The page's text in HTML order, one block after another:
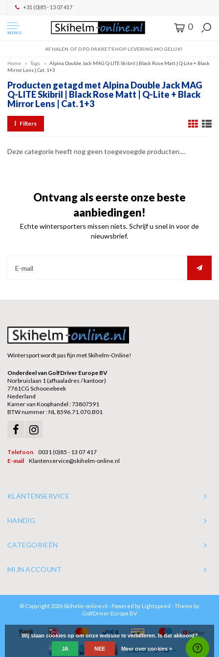
+31 (0)85 - 13 07 417
MENU
0
AFHALEN OF DPD PAKKETSHOP LEVERING MOGELIJK!
Home Tags
Alpina Double Jack MAG Q-LITE Skibril | Black Rose Matt | Q-Lite + Black
Mirror Lens | Cat. 1+3
Producten getagd met Alpina Double Jack MAG
Q-LITE Skibril | Black Rose Matt | Q-Lite + Black
Mirror Lens | Cat. 1+3
Filters
Deze categorie heeft nog geen toegevoegde producten....
Ontvang als eerste onze beste
aanbiedingen!
Echte wintersporters missen niets. Schrijf u snel in voor de
nieuwsbrief.
Wintersport wordt pas fijn met Skihelm-Online!
Onderdeel van GolfDriver Europe BV
Norbruislaan 1 (afhaaladres / kantoor)
7761CG Schoonebeek
Nederland
Kamer van Koophandel : 73807591
BTW nummer : NL 8596.71.070.B01
Telefoon
0031 (0)85 - 13 07 417
E-mail
Klantenservice@skihelm-online.nl
KLANTENSERVICE
HANDIG
CATEGORIEËN
MIJN ACCOUNT
© Copyright 2026 Skihelm-online.nl - Powered by Lightspeed - Theme by
GolfDriver Europe BV
Wij slaan cookies op om onze website te verbeteren. Is dat akkoord?
JA NEE Meer over cookies »